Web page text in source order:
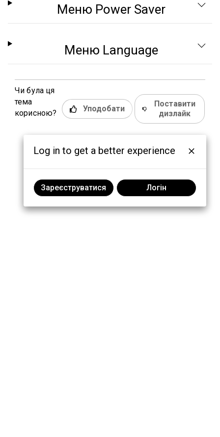
Меню Power Saver
Меню Language
Чи була ця
тема
корисною?
Уподобати
Поставити
дизлайк
Log in to get a better experience
Зареєструватися Логін